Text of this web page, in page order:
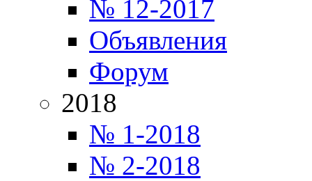
№ 12-2017
Объявления
Форум
2018
№ 1-2018
№ 2-2018